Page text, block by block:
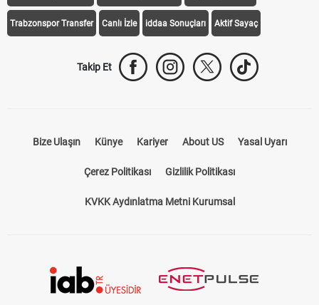
Trabzonspor Transfer Canlı İzle iddaa Sonuçları Aktif Sayaç
Takip Et
Bize Ulaşın Künye Kariyer About US Yasal Uyarı
Çerez Politikası Gizlilik Politikası
KVKK Aydınlatma Metni Kurumsal